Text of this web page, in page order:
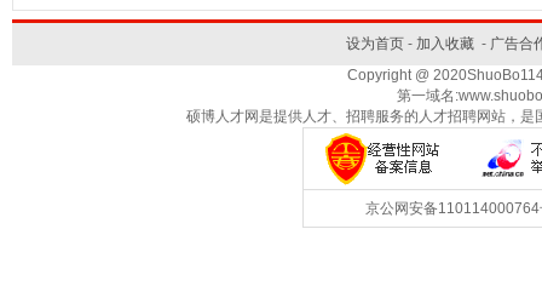
设为首页- 加入收藏- 广告合
Copyright @
第一域名
硕博人才网是提供人才、招聘服务的人才招聘网站，
京公网安备